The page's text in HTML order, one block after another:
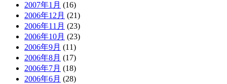
2007年1月 (16)
2006年12月 (21)
2006年11月 (23)
2006年10月 (23)
2006年9月 (11)
2006年8月 (17)
2006年7月 (18)
2006年6月 (28)